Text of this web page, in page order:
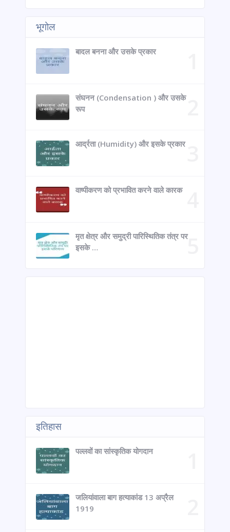
भूगोल
बादल बनना और उसके प्रकार
संघनन (Condensation ) और उसके
रूप
आर्द्रता (Humidity) और इसके प्रकार
वाष्पीकरण को प्रभावित करने वाले कारक
मृत क्षेत्र और समुद्री पारिस्थितिक तंत्र पर
इसके …
इतिहास
पल्लवों का सांस्कृतिक योगदान
जलियांवाला बाग हत्याकांड 13 अप्रैल
1919